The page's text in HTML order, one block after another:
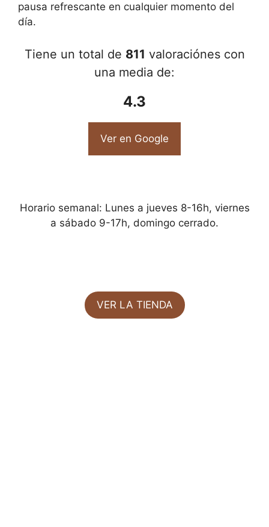
pausa refrescante en cualquier momento del
día.
Tiene un total de 811 valoraciónes con
una media de:
4.3
Ver en Google
Horario semanal: Lunes a jueves 8-16h, viernes
a sábado 9-17h, domingo cerrado.
VER LA TIENDA